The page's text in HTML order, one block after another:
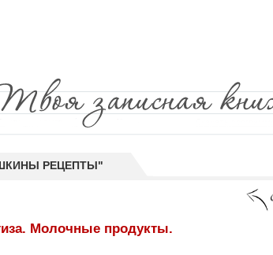
РЕЦЕПТЫ"
Молочные продукты.